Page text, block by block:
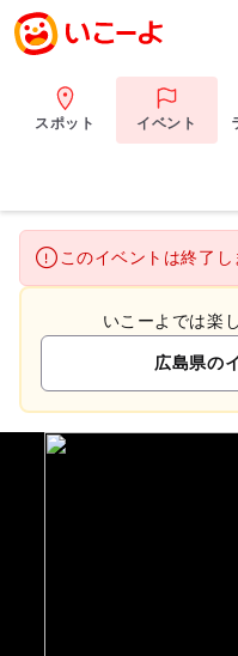
スポット イベント
このイベントは終了し
いこーよでは楽
広島県の